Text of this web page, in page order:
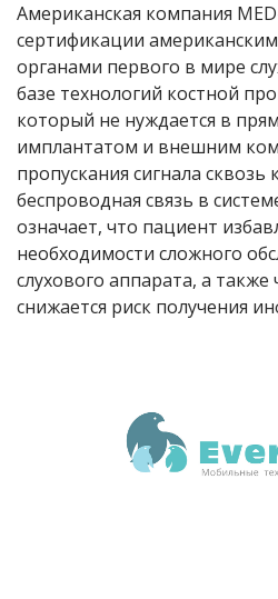
Американская компания
сертификации
органами первого в мире
базе технологий костной
который не нуждается в
имплантатом и внешним
пропускания сигнала
беспроводная связь в
означает, что пациент
необходимости сложного
слухового аппарата, а
снижается риск получения